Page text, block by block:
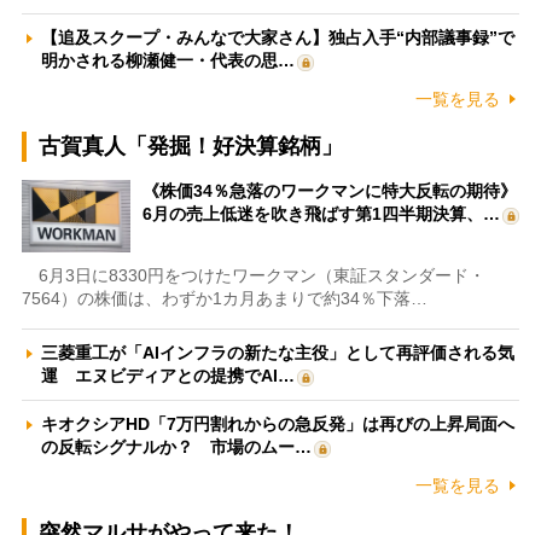
【追及スクープ・みんなで大家さん】独占入手“内部議事録”で
明かされる柳瀬健一・代表の思…
一覧を見る
古賀真人「発掘！好決算銘柄」
《株価34％急落のワークマンに特大反転の期待》
6月の売上低迷を吹き飛ばす第1四半期決算、…
6月3日に8330円をつけたワークマン（東証スタンダード・
7564）の株価は、わずか1カ月あまりで約34％下落…
三菱重工が「AIインフラの新たな主役」として再評価される気
運 エヌビディアとの提携でAI…
キオクシアHD「7万円割れからの急反発」は再びの上昇局面へ
の反転シグナルか？ 市場のムー…
一覧を見る